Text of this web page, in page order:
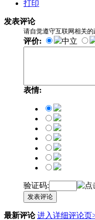
打印
发表评论
请自觉遵守互联网相关
评价: 中立
表情:
验证码:
发表评论
最新评论 进入详细评论页